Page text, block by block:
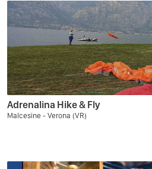
Adrenalina Hike & Fly
Malcesine - Verona (VR)